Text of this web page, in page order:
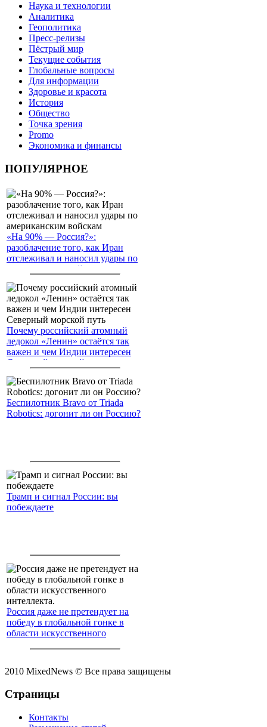
Наука и технологии
Аналитика
Геополитика
Пресс-релизы
Пёстрый мир
Текущие события
Глобальные вопросы
Для информации
Здоровье и красота
История
Общество
Точка зрения
Promo
Экономика и финансы
ПОПУЛЯРНОЕ
«На 90% — Россия?»:
разоблачение того, как Иран
отслеживал и наносил удары по
американским войскам
Почему российский атомный
ледокол «Ленин» остаётся так
важен и чем Индии интересен
Северный морской путь
Беспилотник Bravo от Triada
Robotics: догонит ли он Россию?
Трамп и сигнал России: вы
побеждаете
Россия даже не претендует на
победу в глобальной гонке в
области искусственного
2010 MixedNews © Все права защищены
Страницы
Контакты